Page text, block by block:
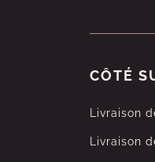
CÔTÉ
Livraison
Livraison